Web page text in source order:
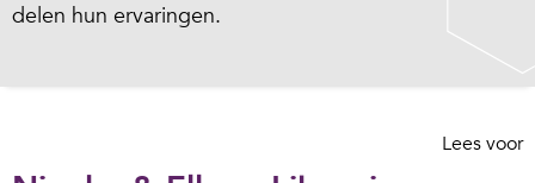
delen hun ervaringen.
Lees voor